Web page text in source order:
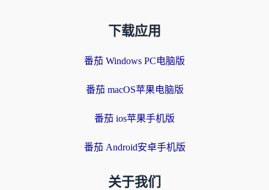
下载应用
番茄 Windows PC电脑版
番茄 macOS苹果电脑版
番茄 ios苹果手机版
番茄 Android安卓手机版
关于我们